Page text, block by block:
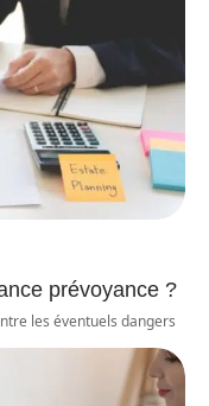
prévoyance ?
les éventuels dangers